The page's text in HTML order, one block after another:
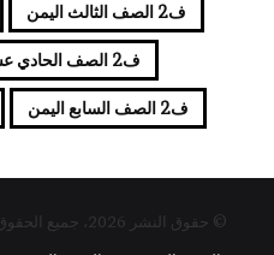
ف2 الصف الثالث اليمن
ف2 الصف الحادي عشر اول ثانوي اليمن
ف2 الصف السابع اليمن
© حقوق النشر 2026، جميع الحقوق محفوظة |